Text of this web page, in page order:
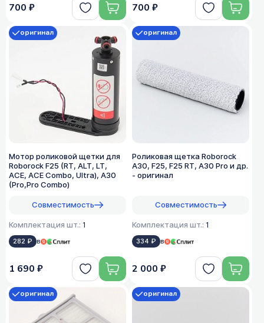
700 ₽ 700 ₽
Мотор роликовой щетки для
Roborock F25 (RT, ALT, LT,
ACE, ACE Combo, Ultra), A30
(Pro,Pro Combo)
Совместимость
Комплектация шт.: 1
282 ₽ в
оригинал
1 690 ₽
Роликовая щетка Roborock
A30, F25, F25 RT, A30 Pro и др.
- оригинал
Совместимость
Комплектация шт.: 1
334 ₽ в
оригинал
2 000 ₽
оригинал оригинал